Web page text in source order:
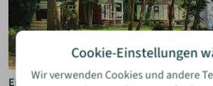
Ein Tiny House „Lippe“ mit Terrasse und
Cookie-Einstellungen
Wir verwenden Cookies und andere